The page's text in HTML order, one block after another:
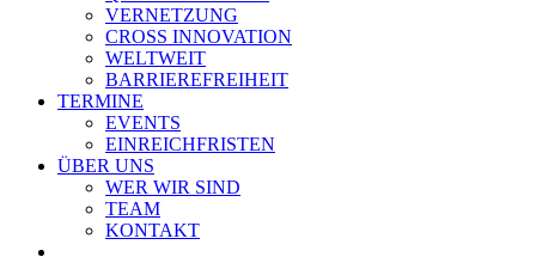
VERNETZUNG
CROSS INNOVATION
WELTWEIT
BARRIEREFREIHEIT
TERMINE
EVENTS
EINREICHFRISTEN
ÜBER UNS
WER WIR SIND
TEAM
KONTAKT